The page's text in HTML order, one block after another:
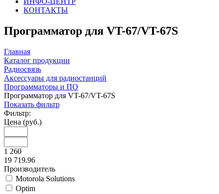
КОНТАКТЫ
Программатор для VT-67/VT-67S
Главная
Каталог продукции
Радиосвязь
Аксессуары для радиостанций
Программаторы и ПО
Программатор для VT-67/VT-67S
Показать фильтр
Фильтр:
Цена (руб.)
1 260
19 719.96
Производитель
Motorola Solutions
Optim